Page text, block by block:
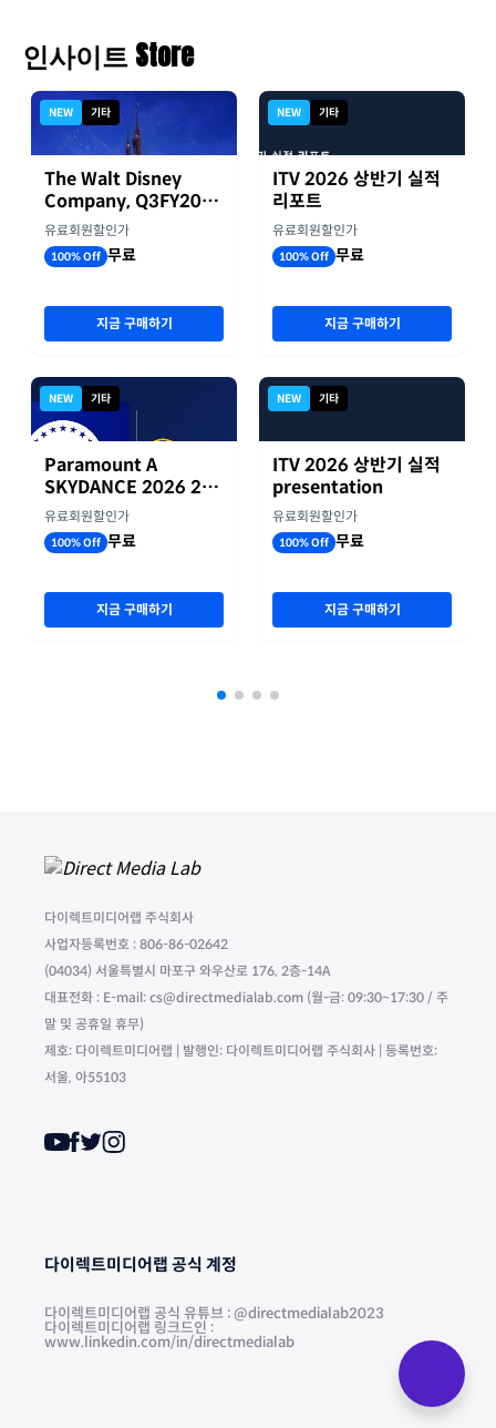
인사이트 Store
NEW 기타
The Walt Disney
Company, Q3FY2026
실적자료
유료회원할인가
100% Off 무료
지금 구매하기
NEW 기타
Paramount A
SKYDANCE 2026 2분
기 실적
유료회원할인가
100% Off 무료
지금 구매하기
NEW 기타
ITV 2026 상반기 실적
리포트
유료회원할인가
100% Off 무료
지금 구매하기
NEW 기타
ITV 2026 상반기 실적
presentation
유료회원할인가
100% Off 무료
지금 구매하기
다이렉트미디어랩 주식회사
사업자등록번호 : 806-86-02642
(04034) 서울특별시 마포구 와우산로 176, 2층-14A
대표전화 : E-mail: cs@directmedialab.com (월-금: 09:30~17:30 / 주
말 및 공휴일 휴무)
제호: 다이렉트미디어랩 | 발행인: 다이렉트미디어랩 주식회사 | 등록번호:
서울, 아55103
다이렉트미디어랩 공식 계정
다이렉트미디어랩 공식 유튜브 : @directmedialab2023
다이렉트미디어랩 링크드인 :
www.linkedin.com/in/directmedialab